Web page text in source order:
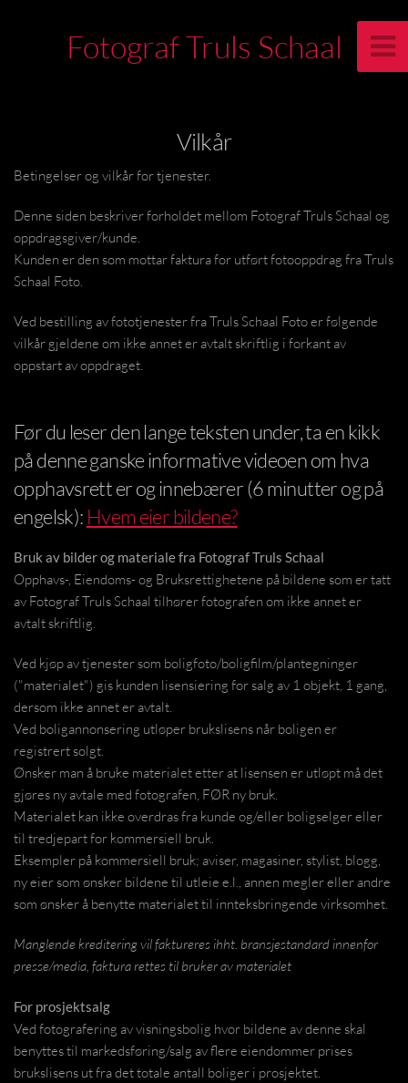
Fotograf Truls Schaal
Vilkår
Betingelser og vilkår for tjenester.
Denne siden beskriver forholdet mellom Fotograf Truls Schaal og
oppdragsgiver/kunde.
Kunden er den som mottar faktura for utført fotooppdrag fra Truls
Schaal Foto.
Ved bestilling av fototjenester fra Truls Schaal Foto er følgende
vilkår gjeldene om ikke annet er avtalt skriftlig i forkant av
oppstart av oppdraget.
Før du leser den lange teksten under, ta en kikk
på denne ganske informative videoen om hva
opphavsrett er og innebærer (6 minutter og på
engelsk): Hvem eier bildene?
Bruk av bilder og materiale fra Fotograf Truls Schaal
Opphavs-, Eiendoms- og Bruksrettighetene på bildene som er tatt
av Fotograf Truls Schaal tilhører fotografen om ikke annet er
avtalt skriftlig.
Ved kjøp av tjenester som boligfoto/boligfilm/plantegninger
("materialet") gis kunden lisensiering for salg av 1 objekt, 1 gang,
dersom ikke annet er avtalt.
Ved boligannonsering utløper brukslisens når boligen er
registrert solgt.
Ønsker man å bruke materialet etter at lisensen er utløpt må det
gjøres ny avtale med fotografen, FØR ny bruk.
Materialet kan ikke overdras fra kunde og/eller boligselger eller
til tredjepart for kommersiell bruk.
Eksempler på kommersiell bruk; aviser, magasiner, stylist, blogg,
ny eier som ønsker bildene til utleie e.l., annen megler eller andre
som ønsker å benytte materialet til innteksbringende virksomhet.
Manglende kreditering vil faktureres ihht. bransjestandard innenfor
presse/media, faktura rettes til bruker av materialet
For prosjektsalg
Ved fotografering av visningsbolig hvor bildene av denne skal
benyttes til markedsføring/salg av flere eiendommer prises
brukslisens ut fra det totale antall boliger i prosjektet.